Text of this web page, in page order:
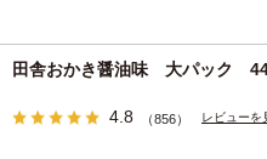
田舎おかき醤油味 大パック
4.8 （856） レビューを